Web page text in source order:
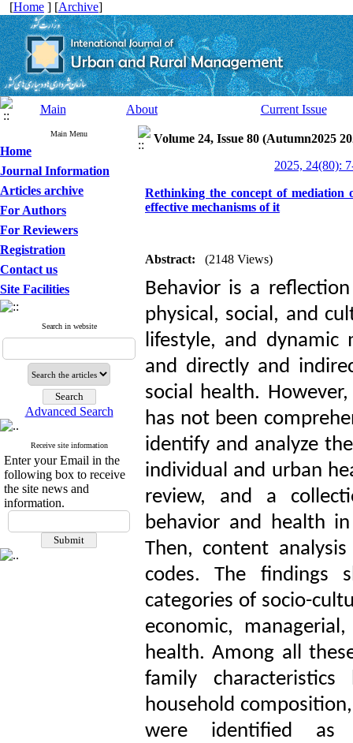
[Home ] [Archive]
Main About Current Issue
Main Menu
Home
Journal Information
Articles archive
For Authors
For Reviewers
Registration
Contact us
Site Facilities
Search in website
Advanced Search
Receive site information
Enter your Email in the
following box to receive
the site news and
information.
Volume 24, Issue 80 (Autumn2025
2025, 24(80):
Rethinking the concept of mediation
effective mechanisms of it
Abstract: (2148 Views)
Behavior is a
physical, social, and
lifestyle, and dynamic
and directly and
social health.
has not been
identify and analyze
individual and urban
review, and a
behavior and health
Then, content
codes. The findings
categories of socio-
economic,
health. Among all
family
household
were identified as